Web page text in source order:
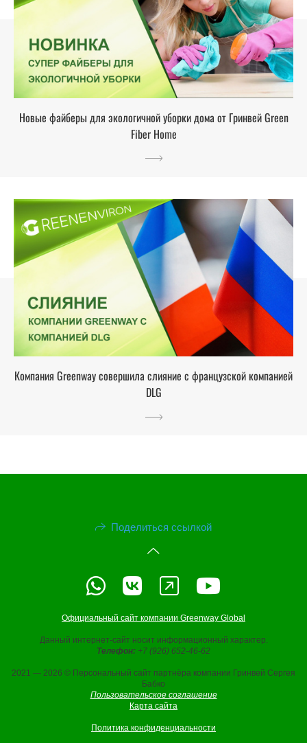
Новые файберы для экологичной уборки дома от Гринвей Green
Fiber Home
Компания Greenway совершила слияние с французской компанией
DLG
Поделиться ссылкой
Официальный сайт компании Greenway Global
Данный интернет-сайт носит информационный характер.
Телефон: +7 (926) 652-46-62
2021 — 2026 © Персональный сайт партнёра компании Гринвей Сергея
Бабко
Пользовательское соглашение
Карта сайта
Политика конфиденциальности